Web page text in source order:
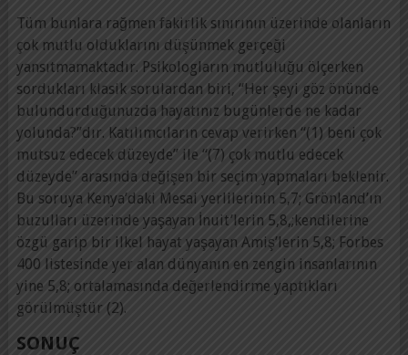
Tüm bunlara rağmen fakirlik sınırının üzerinde olanların
çok mutlu olduklarını düşünmek gerçeği
yansıtmamaktadır. Psikologların mutluluğu ölçerken
sordukları klasik sorulardan biri, “Her şeyi göz önünde
bulundurduğunuzda hayatınız bugünlerde ne kadar
yolunda?”dır. Katılımcıların cevap verirken “(1) beni çok
mutsuz edecek düzeyde” ile “(7) çok mutlu edecek
düzeyde” arasında değişen bir seçim yapmaları beklenir.
Bu soruya Kenya’daki Mesai yerlilerinin 5,7; Grönland’ın
buzulları üzerinde yaşayan İnuit’lerin 5,8,;kendilerine
özgü garip bir ilkel hayat yaşayan Amiş’lerin 5,8; Forbes
400 listesinde yer alan dünyanın en zengin insanlarının
yine 5,8; ortalamasında değerlendirme yaptıkları
görülmüştür (2).
SONUÇ